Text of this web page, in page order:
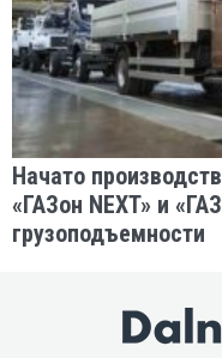
Начато
«ГАЗон NEXT» и
грузоподъемности